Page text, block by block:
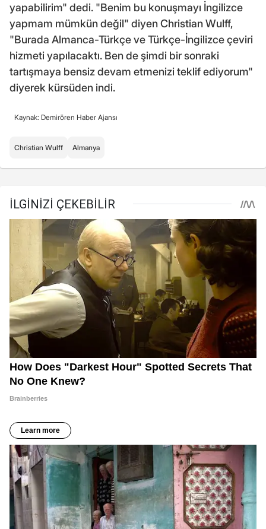
yapabilirim" dedi. "Benim bu konuşmayı İngilizce
yapmam mümkün değil" diyen Christian Wulff,
"Burada Almanca-Türkçe ve Türkçe-İngilizce çeviri
hizmeti yapılacaktı. Ben de şimdi bir sonraki
tartışmaya bensiz devam etmenizi teklif ediyorum"
diyerek kürsüden indi.
Kaynak: Demirören Haber Ajansı
Christian Wulff Almanya